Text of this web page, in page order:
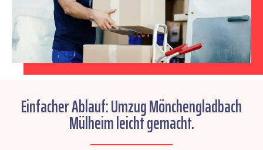
Einfacher Ablauf: Umzug Mönchengladbach
Mülheim leicht gemacht.